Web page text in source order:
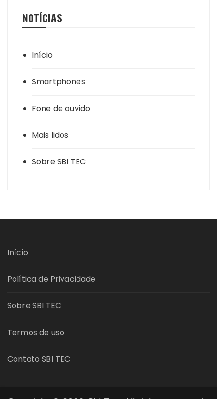
NOTÍCIAS
Início
Smartphones
Fone de ouvido
Mais lidos
Sobre SBI TEC
Início
Política de Privacidade
Sobre SBI TEC
Termos de uso
Contato SBI TEC